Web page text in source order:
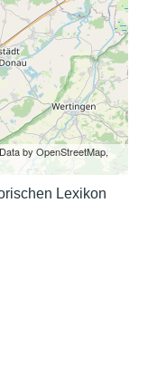
by OpenStreetMap,
Lexikon